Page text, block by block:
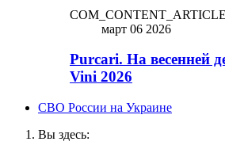
март 06 2026
Purcari. На весенней
Vini 2026
СВО России на Украине
Вы здесь: